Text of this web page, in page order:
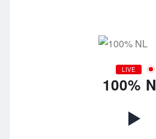
LIVE
100%